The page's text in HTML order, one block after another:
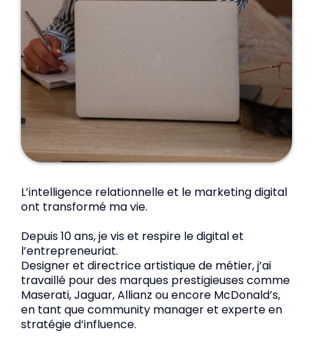
L’intelligence relationnelle et le marketing digital
ont transformé ma vie.
Depuis 10 ans, je vis et respire le digital et
l’entrepreneuriat.
Designer et directrice artistique de métier, j’ai
travaillé pour des marques prestigieuses comme
Maserati, Jaguar, Allianz ou encore McDonald’s,
en tant que community manager et experte en
stratégie d’influence.